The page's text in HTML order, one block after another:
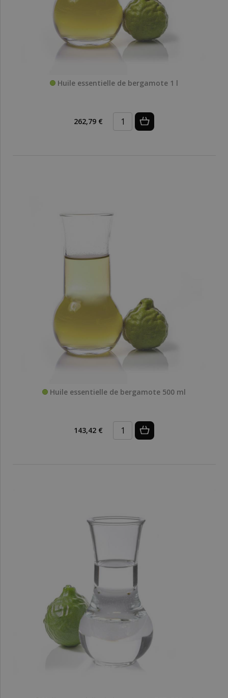
Huile essentielle de bergamote 1 l
262,79 €
Huile essentielle de bergamote 500 ml
143,42 €